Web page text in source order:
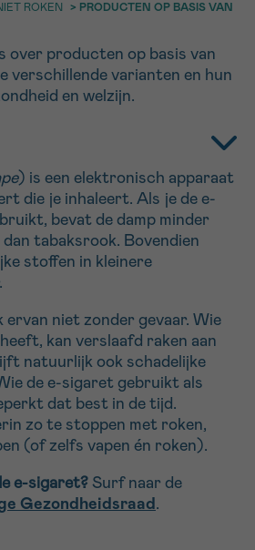
ROKEN > PRODUCTEN OP BASIS VAN
over producten op basis van
verschillende varianten en hun
en welzijn.
) is een elektronisch apparaat
die je inhaleert. Als je de e-
bevat de damp minder
tabaksrook. Bovendien
stoffen in kleinere
ervan niet zonder gevaar. Wie
kan verslaafd raken aan
natuurlijk ook schadelijke
de e-sigaret gebruikt als
dat best in de tijd.
zo te stoppen met roken,
(of zelfs vapen én roken).
e-sigaret? Surf naar de
Gezondheidsraad .
18u
worden
Kankerinfo
VAN JE AFSPRAAK